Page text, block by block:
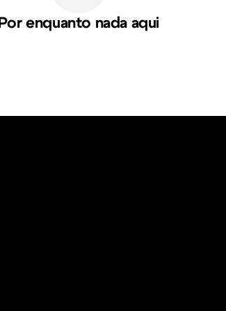
Por enquanto nada aqui